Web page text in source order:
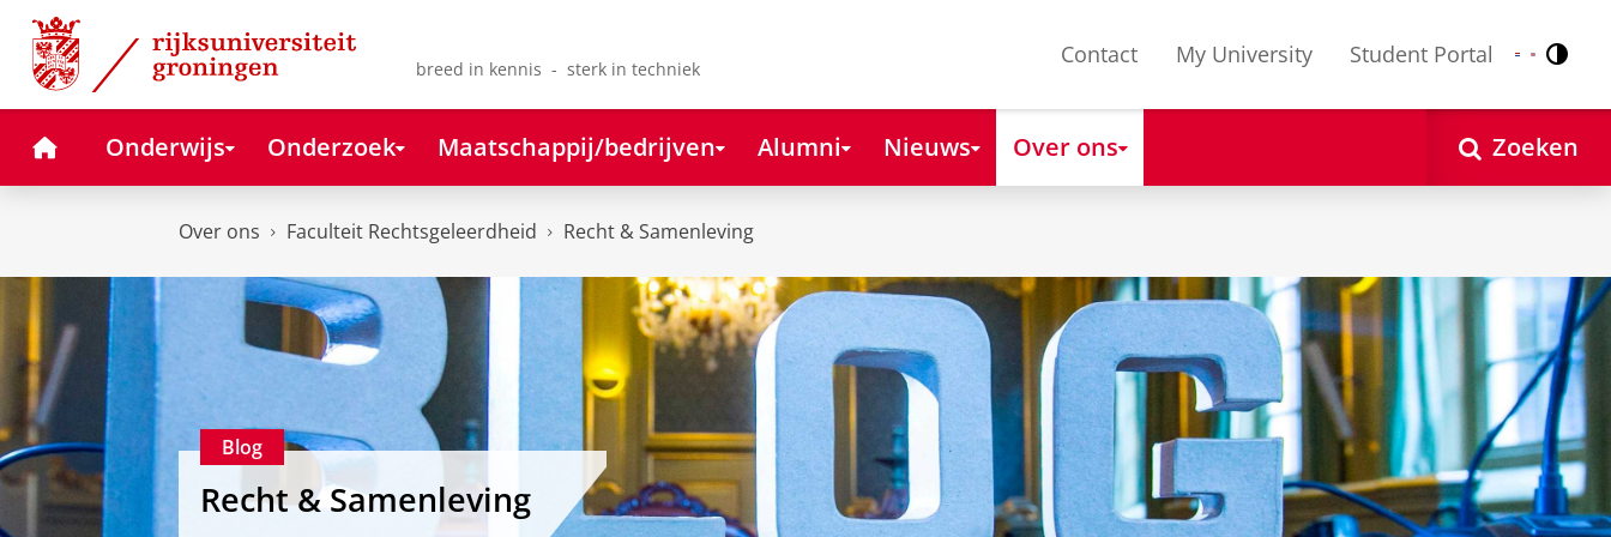
Skip
Content
Skip
Navigation
breed in kennis - sterk in techniek
Contact My University Student Portal Nederlands
English
HomeOnderwijs Onderzoek Maatschappij/bedrijven Alumni Nieuws Over ons Zoeken
Over ons Faculteit Rechtsgeleerdheid Recht & Samenleving
Blog
Recht & Samenleving